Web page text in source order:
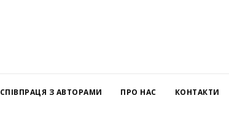
СПІВПРАЦЯ З АВТОРАМИ ПРО НАС КОНТАКТИ